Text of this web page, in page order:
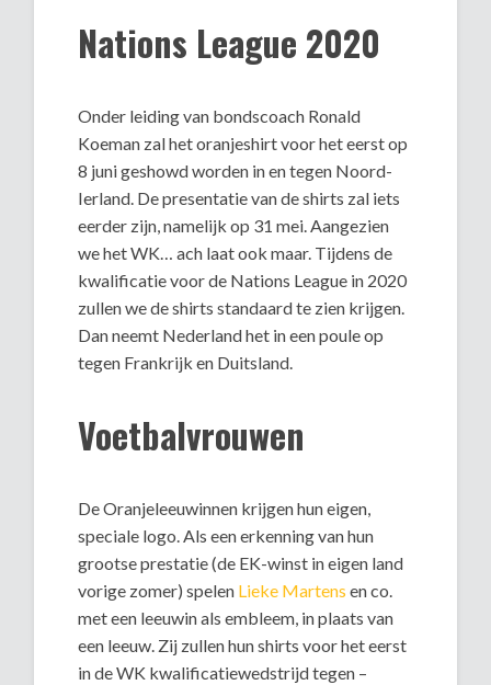
Nations League 2020
Onder leiding van bondscoach Ronald
Koeman zal het oranjeshirt voor het eerst op
8 juni geshowd worden in en tegen Noord-
Ierland. De presentatie van de shirts zal iets
eerder zijn, namelijk op 31 mei. Aangezien
we het WK… ach laat ook maar. Tijdens de
kwalificatie voor de Nations League in 2020
zullen we de shirts standaard te zien krijgen.
Dan neemt Nederland het in een poule op
tegen Frankrijk en Duitsland.
Voetbalvrouwen
De Oranjeleeuwinnen krijgen hun eigen,
speciale logo. Als een erkenning van hun
grootse prestatie (de EK-winst in eigen land
vorige zomer) spelen Lieke Martens en co.
met een leeuwin als embleem, in plaats van
een leeuw. Zij zullen hun shirts voor het eerst
in de WK kwalificatiewedstrijd tegen –